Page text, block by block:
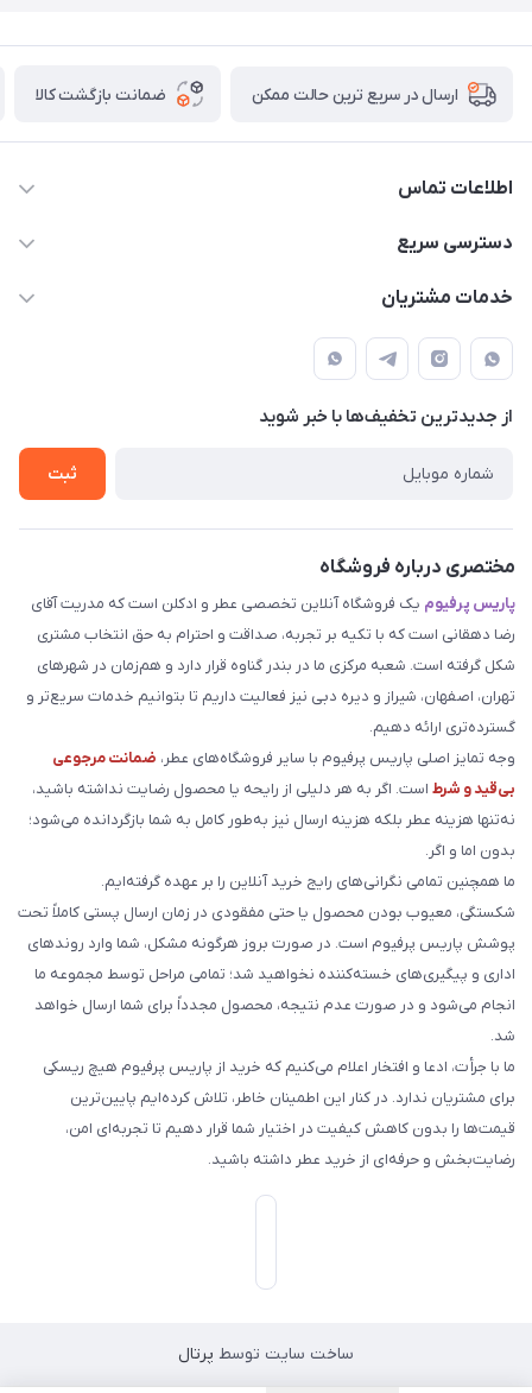
ارسال در سریع ترین حالت ممکن ضمانت بازگشت کالا
اطلاعات تماس
09387538030
دهقانی
دسترسی سریع
حساب کاربری
لیست محصولات
درباره ما
خدمات مشتریان
قوانین و مقررات
حریم خصوصی
راهنما
از جدید‌ترین تخفیف‌ها با‌ خبر شوید
ثبت
مختصری درباره فروشگاه
پاریس پرفیوم یک فروشگاه آنلاین تخصصی عطر و ادکلن است که مدریت آقای
رضا دهقانی است که با تکیه بر تجربه، صداقت و احترام به حق انتخاب مشتری
شکل گرفته است. شعبه مرکزی ما در بندر گناوه قرار دارد و هم‌زمان در شهرهای
تهران، اصفهان، شیراز و دیره دبی نیز فعالیت داریم تا بتوانیم خدمات سریع‌تر و
گسترده‌تری ارائه دهیم.
وجه تمایز اصلی پاریس پرفیوم با سایر فروشگاه‌های عطر، ضمانت مرجوعی
بی‌قید و شرط است. اگر به هر دلیلی از رایحه یا محصول رضایت نداشته باشید،
نه‌تنها هزینه عطر بلکه هزینه ارسال نیز به‌طور کامل به شما بازگردانده می‌شود؛
بدون اما و اگر.
ما همچنین تمامی نگرانی‌های رایج خرید آنلاین را بر عهده گرفته‌ایم.
شکستگی، معیوب بودن محصول یا حتی مفقودی در زمان ارسال پستی کاملاً تحت
پوشش پاریس پرفیوم است. در صورت بروز هرگونه مشکل، شما وارد روندهای
اداری و پیگیری‌های خسته‌کننده نخواهید شد؛ تمامی مراحل توسط مجموعه ما
انجام می‌شود و در صورت عدم نتیجه، محصول مجدداً برای شما ارسال خواهد
شد.
ما با جرأت، ادعا و افتخار اعلام می‌کنیم که خرید از پاریس پرفیوم هیچ ریسکی
برای مشتریان ندارد. در کنار این اطمینان خاطر، تلاش کرده‌ایم پایین‌ترین
قیمت‌ها را بدون کاهش کیفیت در اختیار شما قرار دهیم تا تجربه‌ای امن،
رضایت‌بخش و حرفه‌ای از خرید عطر داشته باشید.
ساخت سایت توسط پرتال